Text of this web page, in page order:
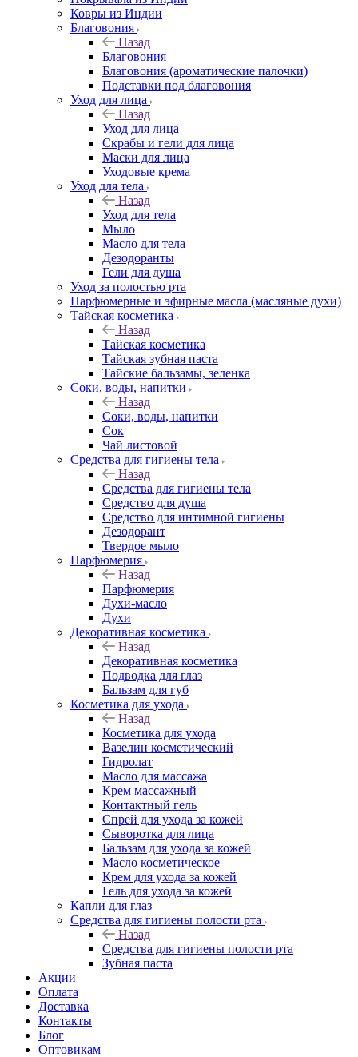
Ковры из Индии
Благовония
Назад
Благовония
Благовония (ароматические палочки)
Подставки под благовония
Уход для лица
Назад
Уход для лица
Скрабы и гели для лица
Маски для лица
Уходовые крема
Уход для тела
Назад
Уход для тела
Мыло
Масло для тела
Дезодоранты
Гели для душа
Уход за полостью рта
Парфюмерные и эфирные масла (масляные духи)
Тайская косметика
Назад
Тайская косметика
Тайская зубная паста
Тайские бальзамы, зеленка
Соки, воды, напитки
Назад
Соки, воды, напитки
Сок
Чай листовой
Средства для гигиены тела
Назад
Средства для гигиены тела
Средство для душа
Средство для интимной гигиены
Дезодорант
Твердое мыло
Парфюмерия
Назад
Парфюмерия
Духи-масло
Духи
Декоративная косметика
Назад
Декоративная косметика
Подводка для глаз
Бальзам для губ
Косметика для ухода
Назад
Косметика для ухода
Вазелин косметический
Гидролат
Масло для массажа
Крем массажный
Контактный гель
Спрей для ухода за кожей
Сыворотка для лица
Бальзам для ухода за кожей
Масло косметическое
Крем для ухода за кожей
Гель для ухода за кожей
Капли для глаз
Средства для гигиены полости рта
Назад
Средства для гигиены полости рта
Зубная паста
Акции
Оплата
Доставка
Контакты
Блог
Оптовикам